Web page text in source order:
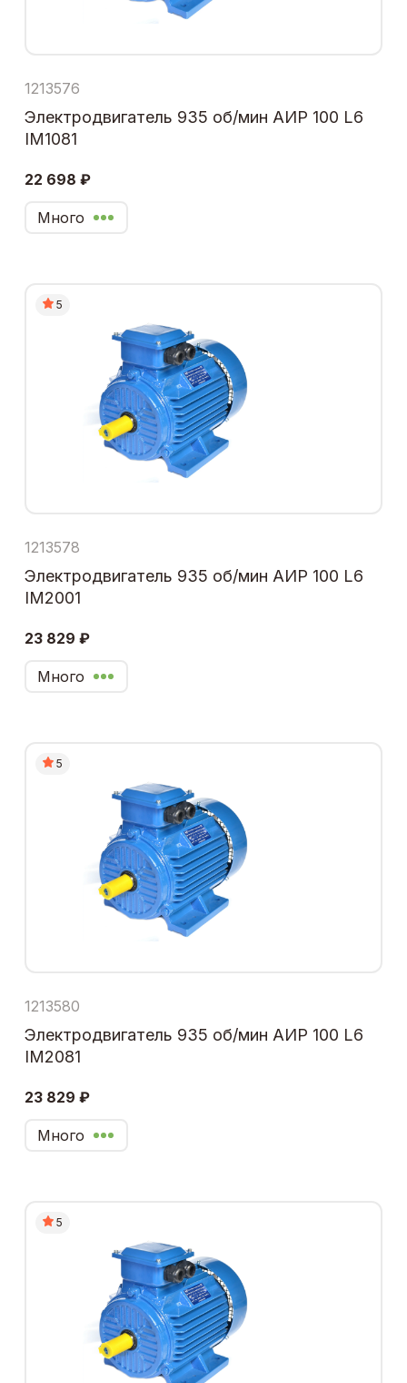
1213576
Электродвигатель 935 об/мин АИР 100 L6
IM1081
22 698 ₽
Много
5
1213578
Электродвигатель 935 об/мин АИР 100 L6
IM2001
23 829 ₽
Много
5
1213580
Электродвигатель 935 об/мин АИР 100 L6
IM2081
23 829 ₽
Много
5